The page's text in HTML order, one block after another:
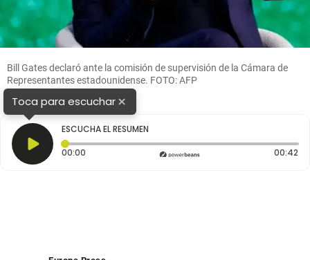
Bill Gates declaró ante la comisión de supervisión de la Cámara de
Representantes estadounidense. FOTO: AFP
Toca para escuchar×
ESCUCHA EL RESUMEN
00:00 Tiempo transcurrido: 0 segundos 00:42